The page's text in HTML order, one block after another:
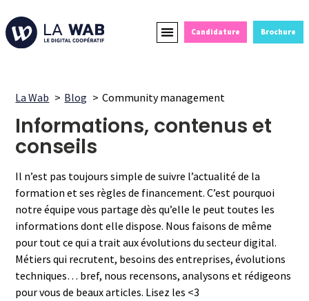
Candidature Brochure
La Wab Blog Community management
Informations, contenus et
conseils
Il n’est pas toujours simple de suivre l’actualité de la
formation et ses règles de financement. C’est pourquoi
notre équipe vous partage dès qu’elle le peut toutes les
informations dont elle dispose. Nous faisons de même
pour tout ce qui a trait aux évolutions du secteur digital.
Métiers qui recrutent, besoins des entreprises, évolutions
techniques… bref, nous recensons, analysons et rédigeons
pour vous de beaux articles. Lisez les <3